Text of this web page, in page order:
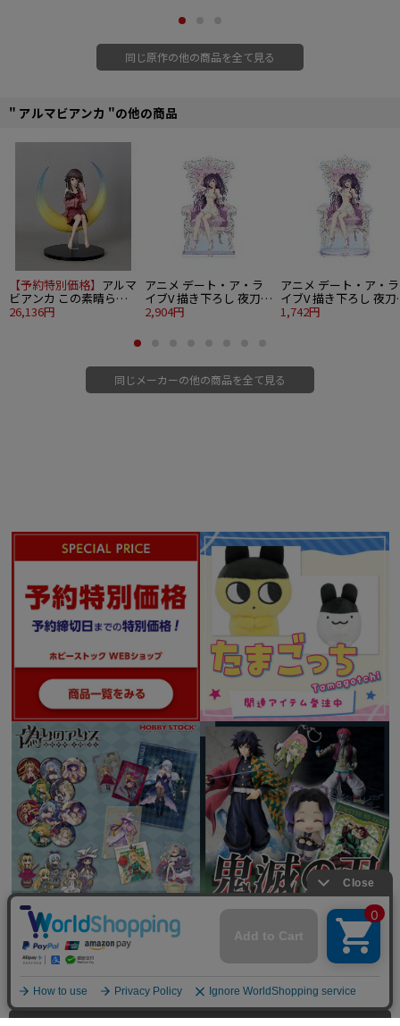
BERLIN M1918BAR
同じ原作の他の商品を全て見る
" アルマビアンカ "の他の商品
【予約特別価格】 アルマ
ビアンカ この素晴らし
い世界に爆焔を！ 1/7 め
26,136円
アニメ デート・ア・ラ
イブV 描き下ろし 夜刀神
十香 プリンセス玉座ver.
2,904円
アニメ デート・ア・ラ
イブV 描き下ろし 夜刀
十香 プリンセス玉座
1,742円
同じメーカーの他の商品を全て見る